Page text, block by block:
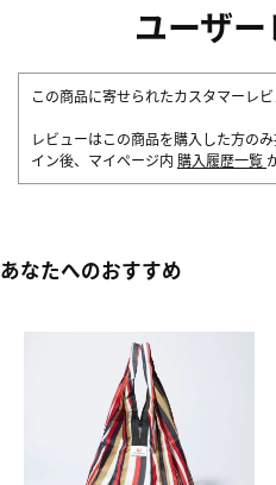
ユーザ
この商品に寄せられたカスタマーレビ
レビューはこの商品を購入した方の
イン後、マイページ内 購入履歴一覧
あなたへのおすすめ